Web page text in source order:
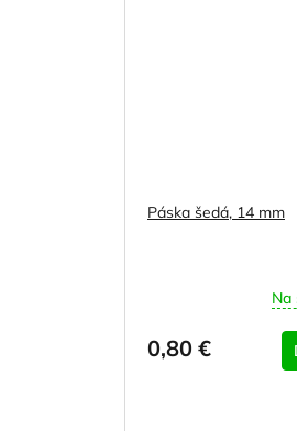
Páska šedá, 14 mm
Na
0,80 €